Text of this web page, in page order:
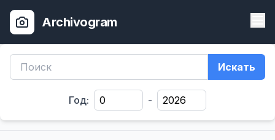
Archivogram
Искать
Год: -